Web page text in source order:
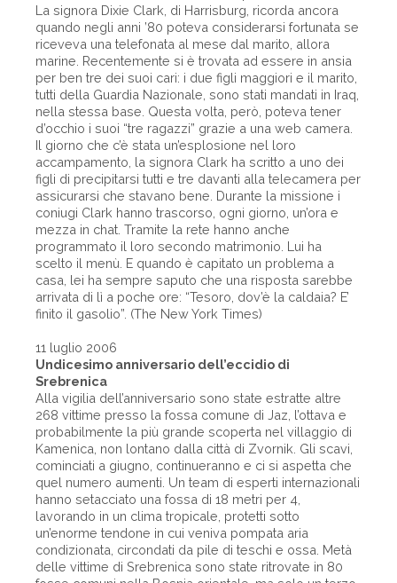
La signora Dixie Clark, di Harrisburg, ricorda ancora
quando negli anni ’80 poteva considerarsi fortunata se
riceveva una telefonata al mese dal marito, allora
marine. Recentemente si è trovata ad essere in ansia
per ben tre dei suoi cari: i due figli maggiori e il marito,
tutti della Guardia Nazionale, sono stati mandati in Iraq,
nella stessa base. Questa volta, però, poteva tener
d’occhio i suoi “tre ragazzi” grazie a una web camera.
Il giorno che c’è stata un’esplosione nel loro
accampamento, la signora Clark ha scritto a uno dei
figli di precipitarsi tutti e tre davanti alla telecamera per
assicurarsi che stavano bene. Durante la missione i
coniugi Clark hanno trascorso, ogni giorno, un’ora e
mezza in chat. Tramite la rete hanno anche
programmato il loro secondo matrimonio. Lui ha
scelto il menù. E quando è capitato un problema a
casa, lei ha sempre saputo che una risposta sarebbe
arrivata di lì a poche ore: “Tesoro, dov’è la caldaia? E’
finito il gasolio”. (The New York Times)
11 luglio 2006
Undicesimo anniversario dell’eccidio di
Srebrenica
Alla vigilia dell’anniversario sono state estratte altre
268 vittime presso la fossa comune di Jaz, l’ottava e
probabilmente la più grande scoperta nel villaggio di
Kamenica, non lontano dalla città di Zvornik. Gli scavi,
cominciati a giugno, continueranno e ci si aspetta che
quel numero aumenti. Un team di esperti internazionali
hanno setacciato una fossa di 18 metri per 4,
lavorando in un clima tropicale, protetti sotto
un’enorme tendone in cui veniva pompata aria
condizionata, circondati da pile di teschi e ossa. Metà
delle vittime di Srebrenica sono state ritrovate in 80